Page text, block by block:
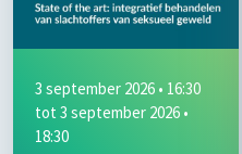
3 september 2026 • 16:30
tot 3 september 2026 •
18:30